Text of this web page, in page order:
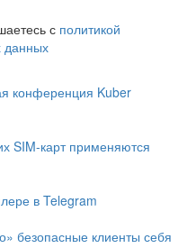
с политикой
данных
конференция Kuber
SIM-карт применяются
в Telegram
безопасные клиенты себя